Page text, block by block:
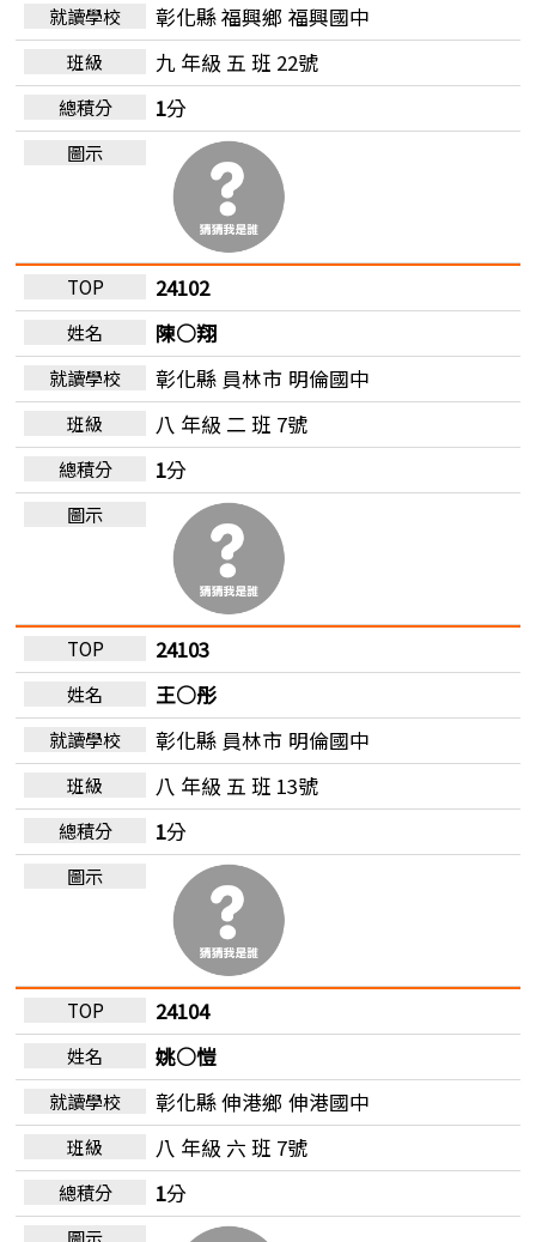
彰化縣 福興鄉 福興國中
九 年級 五 班 22號
1分
24102
陳○翔
彰化縣 員林市 明倫國中
八 年級 二 班 7號
1分
24103
王○彤
彰化縣 員林市 明倫國中
八 年級 五 班 13號
1分
24104
姚○愷
彰化縣 伸港鄉 伸港國中
八 年級 六 班 7號
1分